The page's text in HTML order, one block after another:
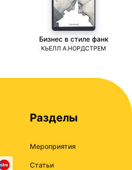
Бизнес в стиле фанк
КЬЕЛЛ А.НОРДСТРЕМ
Разделы
Мероприятия
Статьи